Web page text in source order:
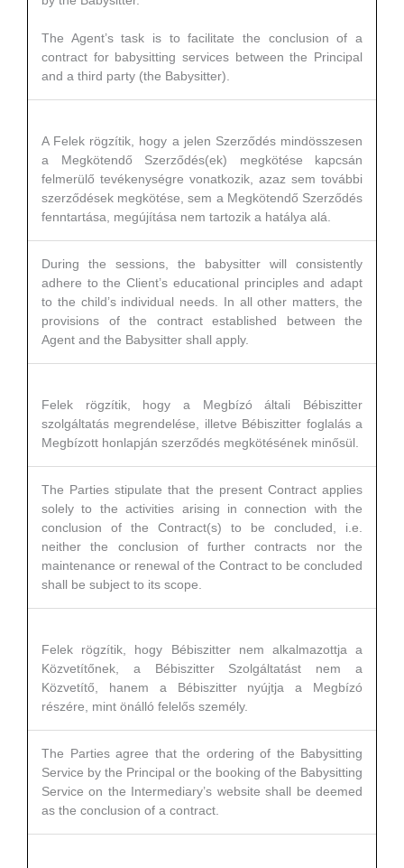
The Agent’s task is to facilitate the conclusion of a
contract for babysitting services between the Principal
and a third party (the Babysitter).
A Felek rögzítik, hogy a jelen Szerződés mindösszesen
a Megkötendő Szerződés(ek) megkötése kapcsán
felmerülő tevékenységre vonatkozik, azaz sem további
szerződések megkötése, sem a Megkötendő Szerződés
fenntartása, megújítása nem tartozik a hatálya alá.
During the sessions, the babysitter will consistently
adhere to the Client’s educational principles and adapt
to the child’s individual needs. In all other matters, the
provisions of the contract established between the
Agent and the Babysitter shall apply.
Felek rögzítik, hogy a Megbízó általi Bébiszitter
szolgáltatás megrendelése, illetve Bébiszitter foglalás a
Megbízott honlapján szerződés megkötésének minősül.
The Parties stipulate that the present Contract applies
solely to the activities arising in connection with the
conclusion of the Contract(s) to be concluded, i.e.
neither the conclusion of further contracts nor the
maintenance or renewal of the Contract to be concluded
shall be subject to its scope.
Felek rögzítik, hogy Bébiszitter nem alkalmazottja a
Közvetítőnek, a Bébiszitter Szolgáltatást nem a
Közvetítő, hanem a Bébiszitter nyújtja a Megbízó
részére, mint önálló felelős személy.
The Parties agree that the ordering of the Babysitting
Service by the Principal or the booking of the Babysitting
Service on the Intermediary’s website shall be deemed
as the conclusion of a contract.